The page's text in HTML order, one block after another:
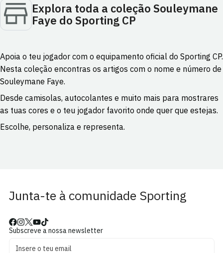
Explora toda a coleção Souleymane
Faye do Sporting CP
Apoia o teu jogador com o equipamento oficial do Sporting CP.
Nesta coleção encontras os artigos com o nome e número de
Souleymane Faye.
Desde camisolas, autocolantes e muito mais para mostrares
as tuas cores e o teu jogador favorito onde quer que estejas.
Escolhe, personaliza e representa.
Junta-te à comunidade Sporting
Subscreve a nossa newsletter